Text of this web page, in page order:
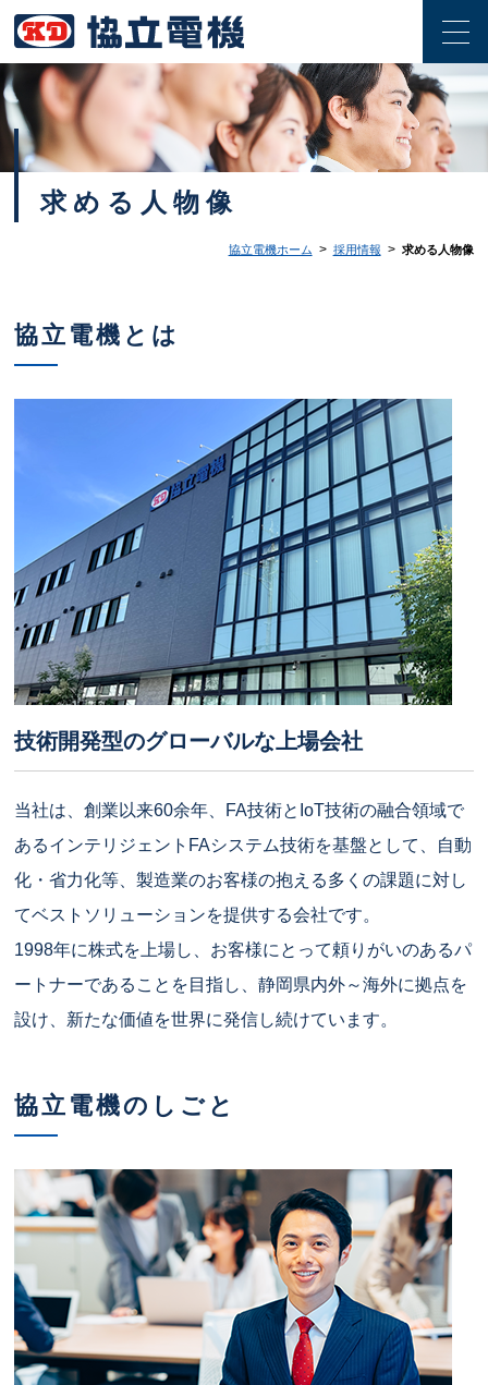
求める人物像
協立電機ホーム > 採用情報 > 求める人物像
協立電機とは
技術開発型のグローバルな上場会社
当社は、創業以来60余年、FA技術とIoT技術の融合領域で
あるインテリジェントFAシステム技術を基盤として、自動
化・省力化等、製造業のお客様の抱える多くの課題に対し
てベストソリューションを提供する会社です。
1998年に株式を上場し、お客様にとって頼りがいのあるパ
ートナーであることを目指し、静岡県内外～海外に拠点を
設け、新たな価値を世界に発信し続けています。
協立電機のしごと